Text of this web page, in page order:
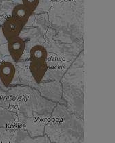
Zapisz mnie
Zapisz mnie